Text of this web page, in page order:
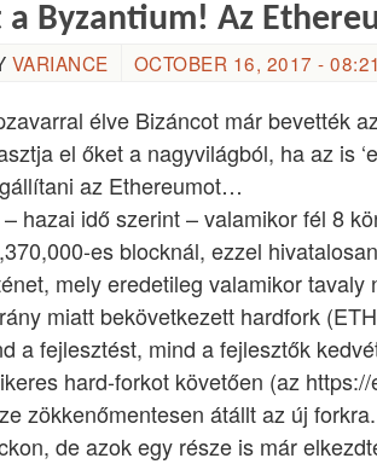
a Byzantium! Az
VARIANCE OCTOBER 16, 2017 - 08:21
élve Bizáncot már bevették
el őket a nagyvilágból, ha az is
az Ethereumot…
– hazai idő szerint – valamikor fél 8
es blocknál, ezzel
mely eredetileg valamikor
miatt bekövetkezett hardfork
a fejlesztést, mind a fejlesztők
hard-forkot követően (az
zökkenőmentesen átállt az új
de azok egy része is már